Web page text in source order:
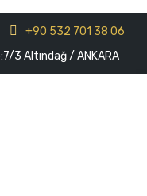
+90 532 701 38 06
3 Altındağ / ANKARA